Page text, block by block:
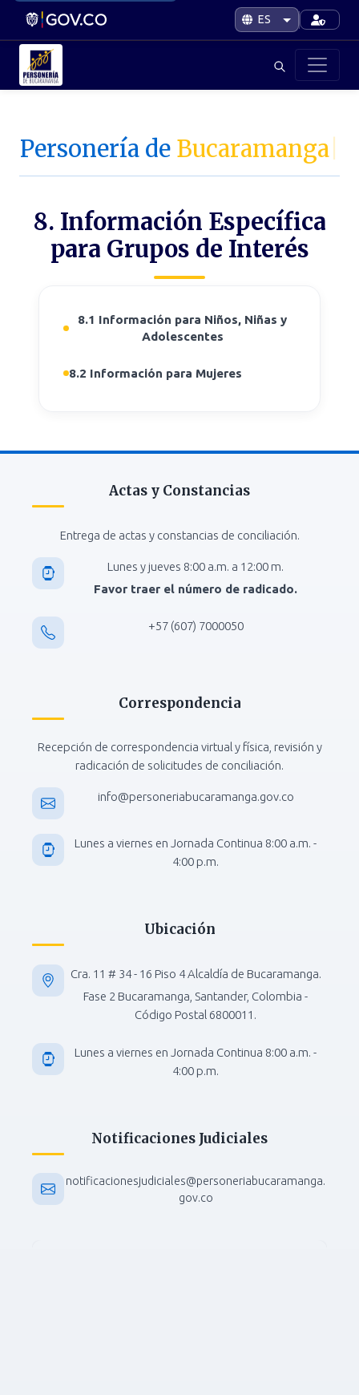
Personería de Bucaramanga
8. Información Específica
para Grupos de Interés
8.1 Información para Niños, Niñas y
Adolescentes
8.2 Información para Mujeres
Actas y Constancias
Entrega de actas y constancias de conciliación.
Lunes y jueves 8:00 a.m. a 12:00 m.
Favor traer el número de radicado.
+57 (607) 7000050
Correspondencia
Recepción de correspondencia virtual y física, revisión y
radicación de solicitudes de conciliación.
info@personeriabucaramanga.gov.co
Lunes a viernes en Jornada Continua 8:00 a.m. -
4:00 p.m.
Ubicación
Cra. 11 # 34 - 16 Piso 4 Alcaldía de Bucaramanga.
Fase 2 Bucaramanga, Santander, Colombia -
Código Postal 6800011.
Lunes a viernes en Jornada Continua 8:00 a.m. -
4:00 p.m.
Notificaciones Judiciales
notificacionesjudiciales@personeriabucaramanga.
gov.co